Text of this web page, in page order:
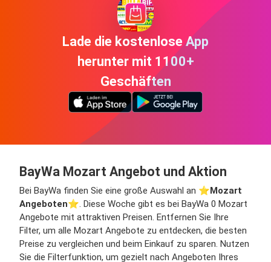
Lade die kostenlose App
herunter mit 1100+
Geschäften
BayWa Mozart Angebot und Aktion
Bei BayWa finden Sie eine große Auswahl an ⭐️Mozart
Angeboten⭐️. Diese Woche gibt es bei BayWa 0 Mozart
Angebote mit attraktiven Preisen. Entfernen Sie Ihre
Filter, um alle Mozart Angebote zu entdecken, die besten
Preise zu vergleichen und beim Einkauf zu sparen. Nutzen
Sie die Filterfunktion, um gezielt nach Angeboten Ihres